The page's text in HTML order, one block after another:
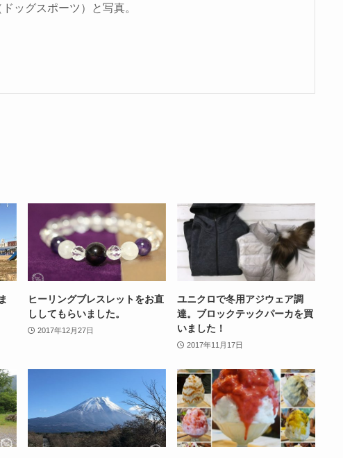
ッグスポーツ）と写真。
ヒーリングブレスレットをお直
ししてもらいました。
2017年12月27日
ユニクロで冬用アジウェア調
達。ブロックテックパーカを買
いました！
2017年11月17日